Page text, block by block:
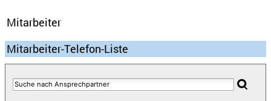
Mitarbeiter
Mitarbeiter-Telefon-Liste